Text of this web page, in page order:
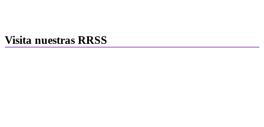
Visita nuestras RRSS